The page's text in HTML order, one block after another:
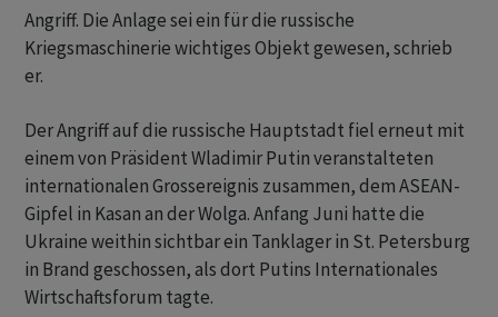
Angriff. Die Anlage sei ein für die russische
Kriegsmaschinerie wichtiges Objekt gewesen, schrieb
er.
Der Angriff auf die russische Hauptstadt fiel erneut mit
einem von Präsident Wladimir Putin veranstalteten
internationalen Grossereignis zusammen, dem ASEAN-
Gipfel in Kasan an der Wolga. Anfang Juni hatte die
Ukraine weithin sichtbar ein Tanklager in St. Petersburg
in Brand geschossen, als dort Putins Internationales
Wirtschaftsforum tagte.